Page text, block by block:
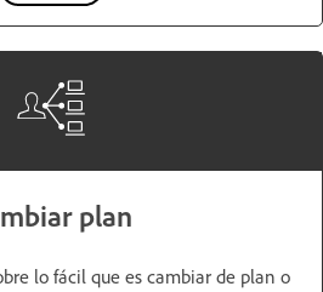
plan
lo fácil que es cambiar de plan o